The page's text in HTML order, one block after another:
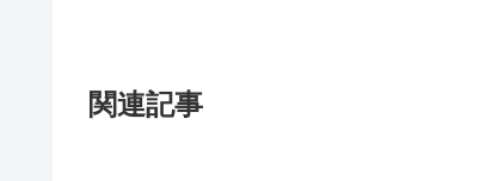
関連記事